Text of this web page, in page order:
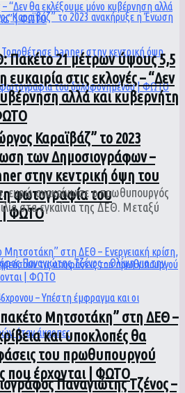
Καραϊβάζ” το 2023
των Δημοσιογράφων –
στην κεντρική όψη του
φωτογραφία του
| ΦΩΤΟ
Παναγιώτης Τζένος –
Πακέτο 21 μέτρων ύψους 5,5
ευκαιρία στις εκλογές – “Δεν
αλλά και κυβερνήτη
ευρώ ανακοίνωσε ο πρωθυπουργός
στα εγκαίνια της ΔΕΘ. Μεταξύ
Μητσοτάκη” στη ΔΕΘ –
και υποκλοπές θα
του πρωθυπουργού
που έρχονται | ΦΩΤΟ